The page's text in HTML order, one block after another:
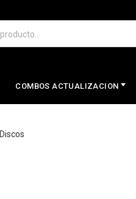
COMBOS ACTUALIZACION
Discos